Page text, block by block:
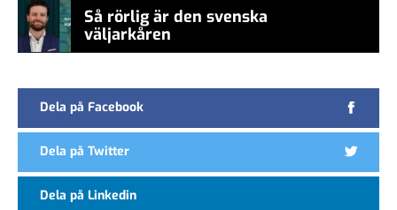
Så rörlig är den svenska
väljarkåren
Dela på Facebook
Dela på Twitter
Dela på Linkedin